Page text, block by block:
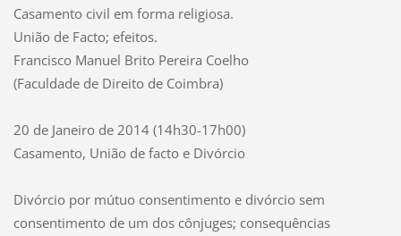
Casamento civil em forma religiosa.
União de Facto; efeitos.
Francisco Manuel Brito Pereira Coelho
(Faculdade de Direito de Coimbra)
20 de Janeiro de 2014 (14h30-17h00)
Casamento, União de facto e Divórcio
Divórcio por mútuo consentimento e divórcio sem
consentimento de um dos cônjuges; consequências